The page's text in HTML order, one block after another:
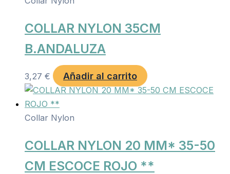
COLLAR NYLON 35CM
B.ANDALUZA
3,27 € Añadir al carrito
Collar Nylon
COLLAR NYLON 20 MM* 35-50
CM ESCOCE ROJO **